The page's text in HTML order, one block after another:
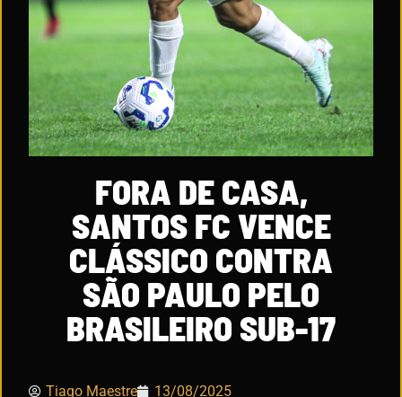
FORA DE CASA,
SANTOS FC VENCE
CLÁSSICO CONTRA
SÃO PAULO PELO
BRASILEIRO SUB-17
Tiago Maestre 13/08/2025